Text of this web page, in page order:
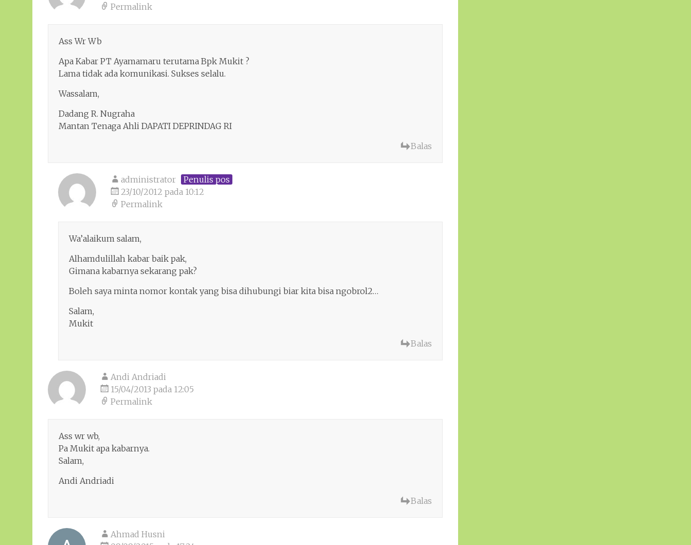
Permalink
Ass Wr Wb
Apa Kabar PT Ayamamaru terutama Bpk Mukit ?
Lama tidak ada komunikasi. Sukses selalu.
Wassalam,
Dadang R. Nugraha
Mantan Tenaga Ahli DAPATI DEPRINDAG RI
Balas
administrator
Penulis pos
23/10/2012 pada 10:12
Permalink
Wa’alaikum salam,
Alhamdulillah kabar baik pak,
Gimana kabarnya sekarang pak?
Boleh saya minta nomor kontak yang bisa dihubungi biar kita bisa ngobrol2…
Salam,
Mukit
Balas
Andi Andriadi
15/04/2013 pada 12:05
Permalink
Ass wr wb,
Pa Mukit apa kabarnya.
Salam,
Andi Andriadi
Balas
Ahmad Husni